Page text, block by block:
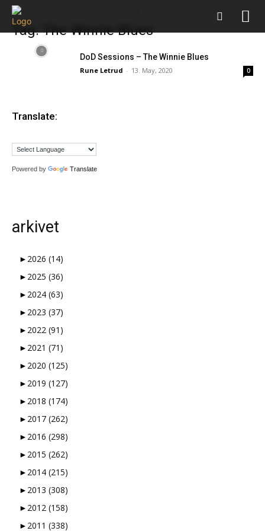
Forsiden
Tag: The Winnie Blues
DoD Sessions – The Winnie Blues
Rune Letrud - 13. May, 2020 0
Translate:
Powered by Translate
arkivet
► 2026 (14)
► 2025 (36)
► 2024 (63)
► 2023 (37)
► 2022 (91)
► 2021 (71)
► 2020 (125)
► 2019 (127)
► 2018 (174)
► 2017 (262)
► 2016 (298)
► 2015 (262)
► 2014 (215)
► 2013 (308)
► 2012 (158)
► 2011 (338)